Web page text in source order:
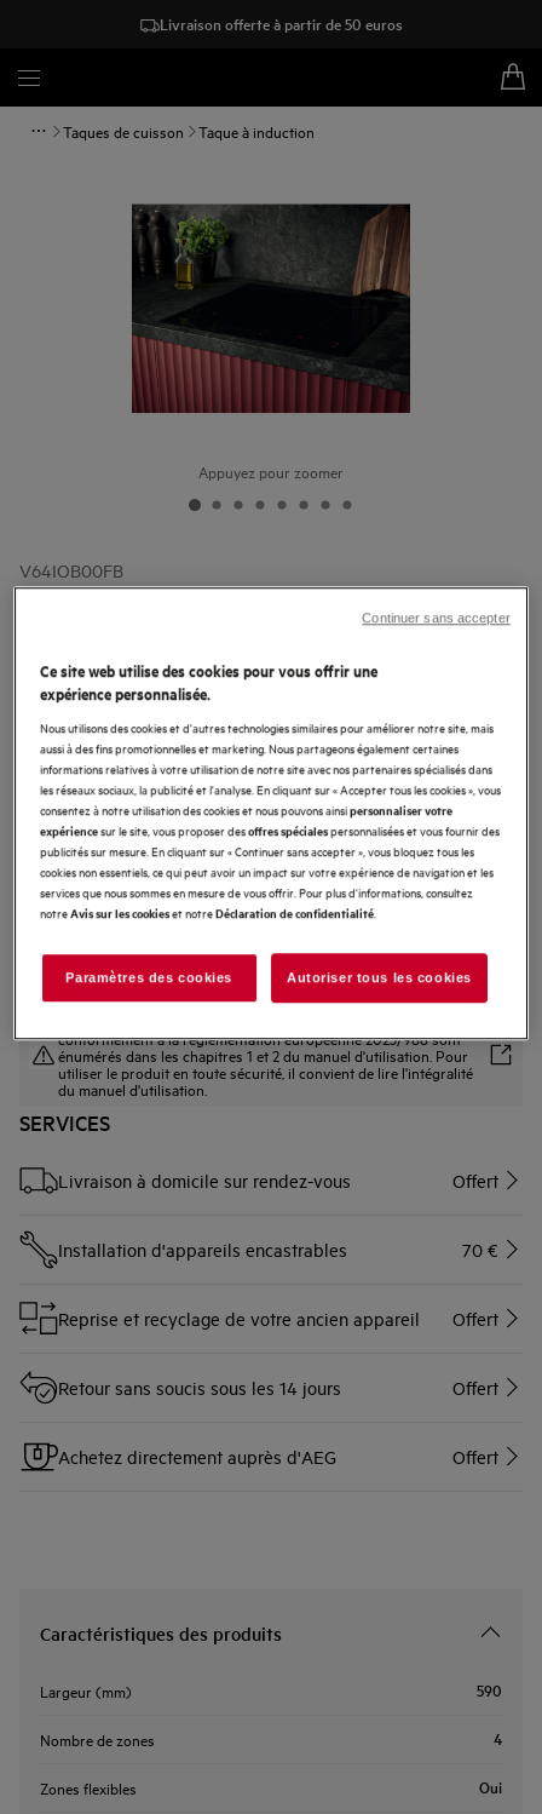
Livraison offerte à partir de 50 euros
Taques de cuisson Taque à induction
Appuyez pour zoomer
V64IOB00FB
6000 Bridge - taque à induction, 60
4.8 (25)
Avantages produit
La fonction Bridge transforme deux zones de cuisson en une seule grande
zone
Profitez d’une plus grande surface de cuisson, grâce à la fonction Bridge.
Hob2Hood® ajuste la vitesse du ventilateur lorsque la chaleur change.
conformément à la réglementation européenne 2023/988 sont
énumérés dans les chapitres 1 et 2 du manuel d'utilisation. Pour
utiliser le produit en toute sécurité, il convient de lire l'intégralité
du manuel d'utilisation.
SERVICES
Livraison à domicile sur rendez-vous Offert
Installation d'appareils encastrables 70 €
Reprise et recyclage de votre ancien appareil Offert
Retour sans soucis sous les 14 jours Offert
Achetez directement auprès d'AEG Offert
Caractéristiques des produits
Largeur (mm) 590
Nombre de zones 4
Zones flexibles Oui
Ce site web utilise des cookies pour vous offrir une
expérience personnalisée.
Nous utilisons des cookies et d'autres technologies similaires pour améliorer notre site, mais
aussi à des fins promotionnelles et marketing. Nous partageons également certaines
informations relatives à votre utilisation de notre site avec nos partenaires spécialisés dans
les réseaux sociaux, la publicité et l'analyse. En cliquant sur « Accepter tous les cookies », vous
consentez à notre utilisation des cookies et nous pouvons ainsipersonnaliser votre
expériencesur le site, vous proposer desoffres spécialespersonnalisées et vous fournir des
publicités sur mesure. En cliquant sur « Continuer sans accepter », vous bloquez tous les
cookies non essentiels, ce qui peut avoir un impact sur votre expérience de navigation et les
services que nous sommes en mesure de vous offrir. Pour plus d'informations, consultez
notreAvis sur les cookieset notreDéclaration de confidentialité.
Paramètres des cookies Autoriser tous les cookies
Continuer sans accepter